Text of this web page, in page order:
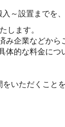
～設置までを
します。
企業などから
的な料金に
いただくこと